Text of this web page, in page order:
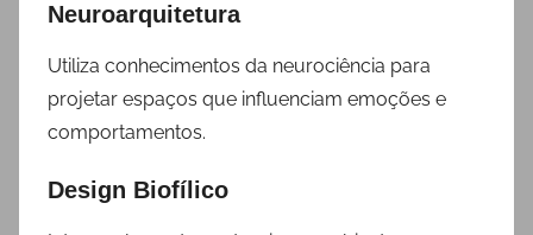
Neuroarquitetura
Utiliza conhecimentos da neurociência para
projetar espaços que influenciam emoções e
comportamentos.
Design Biofílico